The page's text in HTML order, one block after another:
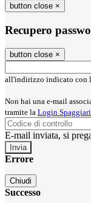
button close ×
Recupero
button close ×
all'indirizzo indicato con
Non hai una e-mail
tramite la Login Spaggiari
E-mail inviata, si
Errore
Chiudi
Successo